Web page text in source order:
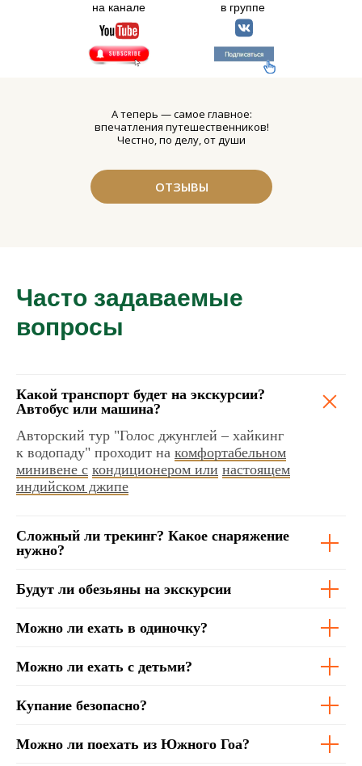
на канале в группе
А теперь — самое главное:
впечатления путешественников!
Честно, по делу, от души
ОТЗЫВЫ
Часто задаваемые
вопросы
Какой транспорт будет на экскурсии?
Автобус или машина?
Авторский тур "Голос джунглей – хайкинг
к водопаду" проходит на комфортабельном
минивене с кондиционером или настоящем
индийском джипе
Сложный ли трекинг? Какое снаряжение
нужно?
Будут ли обезьяны на экскурсии
Можно ли ехать в одиночку?
Можно ли ехать с детьми?
Купание безопасно?
Можно ли поехать из Южного Гоа?